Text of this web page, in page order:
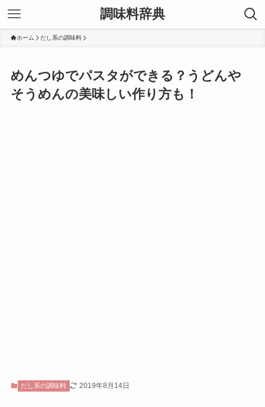
調味料辞典
ホーム だし系の調味料
めんつゆでパスタができる？うどんや
そうめんの美味しい作り方も！
だし系の調味料 2019年8月14日